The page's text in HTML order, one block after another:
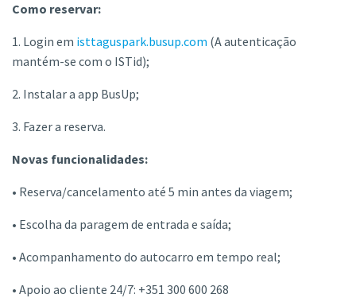
Como reservar:
1. Login em isttaguspark.busup.com (A autenticação
mantém-se com o ISTid);
2. Instalar a app BusUp;
3. Fazer a reserva.
Novas funcionalidades:
• Reserva/cancelamento até 5 min antes da viagem;
• Escolha da paragem de entrada e saída;
• Acompanhamento do autocarro em tempo real;
• Apoio ao cliente 24/7: +351 300 600 268